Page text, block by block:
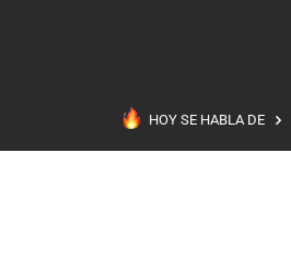
HOY SE HABLA DE